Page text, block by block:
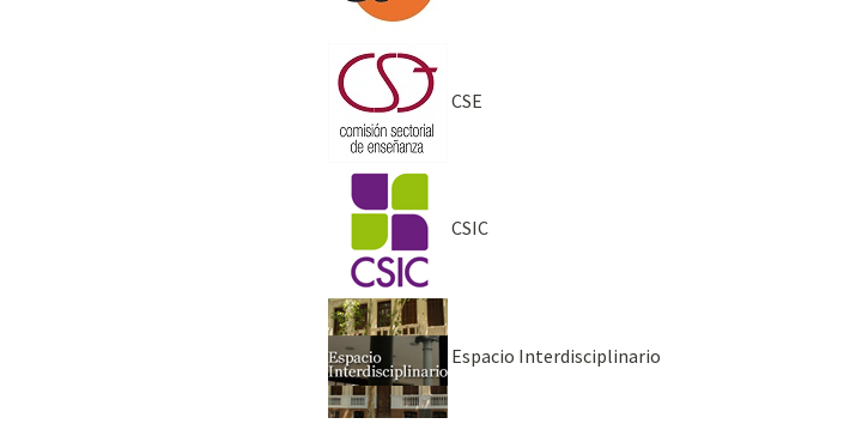
CSE
CSIC
Espacio Interdisciplinario